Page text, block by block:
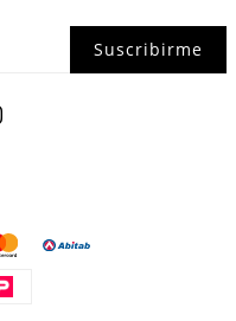
Suscribirme